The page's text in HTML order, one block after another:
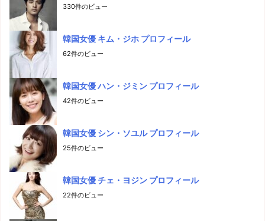
330件のビュー
韓国女優 キム・ジホ プロフィール
62件のビュー
韓国女優 ハン・ジミン プロフィール
42件のビュー
韓国女優 シン・ソユル プロフィール
25件のビュー
韓国女優 チェ・ヨジン プロフィール
22件のビュー